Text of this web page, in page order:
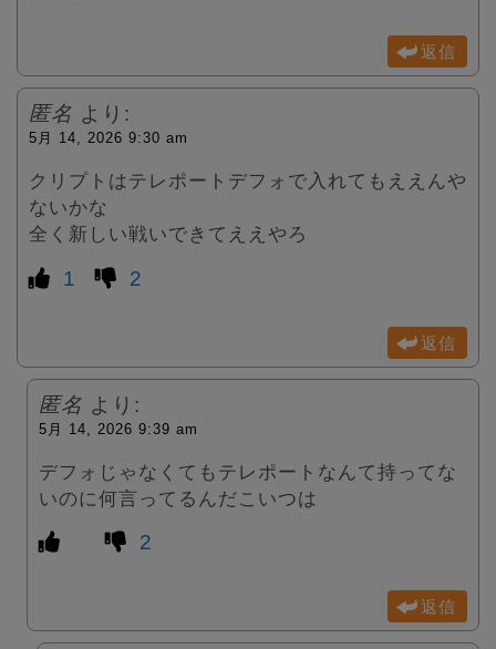
返信
匿名 より:
5月 14, 2026 9:30 am
クリプトはテレポートデフォで入れてもええんや
ないかな
全く新しい戦いできてええやろ
1 2
返信
匿名 より:
5月 14, 2026 9:39 am
デフォじゃなくてもテレポートなんて持ってな
いのに何言ってるんだこいつは
2
返信